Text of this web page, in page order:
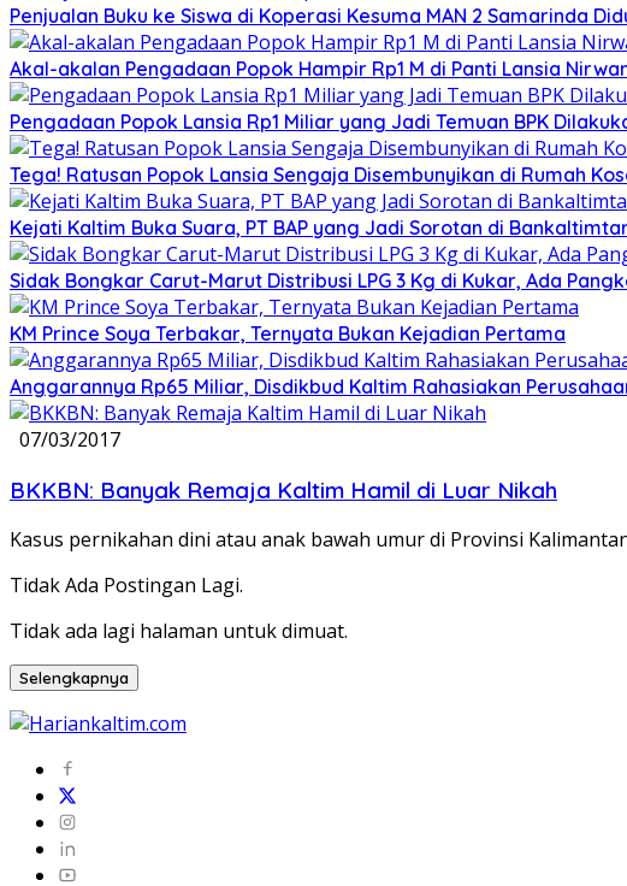
Penjualan Buku ke Siswa di Koperasi Kesuma MAN 2 Samarinda
Akal-akalan Pengadaan Popok Hampir Rp1 M di Panti Lansia
Pengadaan Popok Lansia Rp1 Miliar yang Jadi Temuan BPK
Tega! Ratusan Popok Lansia Sengaja Disembunyikan di Rumah
Kejati Kaltim Buka Suara, PT BAP yang Jadi Sorotan di
Sidak Bongkar Carut-Marut Distribusi LPG 3 Kg di Kukar, Ada
KM Prince Soya Terbakar, Ternyata Bukan Kejadian Pertama
Anggarannya Rp65 Miliar, Disdikbud Kaltim Rahasiakan
07/03/2017
BKKBN: Banyak Remaja Kaltim Hamil di Luar Nikah
Kasus pernikahan dini atau anak bawah umur di Provinsi
Tidak Ada Postingan Lagi.
Tidak ada lagi halaman untuk dimuat.
Selengkapnya